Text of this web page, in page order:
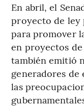
En abril, el
proyecto de ley
para promover
en proyectos
también emitió
generadores de
las